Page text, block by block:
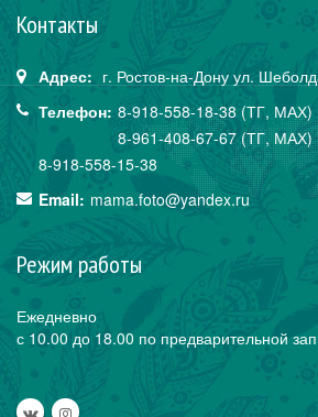
Контакты
Адрес: г. Ростов-на-Дону ул.
Телефон: 8-918-558-18-38 (ТГ, МАХ)
8-961-408-67-67 (ТГ, МАХ)
8-918-558-15-38
Email: mama.foto@yandex.ru
Режим работы
Ежедневно
с 10.00 до 18.00 по предварительной